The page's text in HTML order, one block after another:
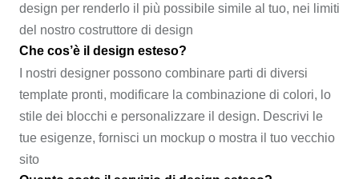
design per renderlo il più possibile simile al tuo, nei limiti
del nostro costruttore di design
Che cos’è il design esteso?
I nostri designer possono combinare parti di diversi
template pronti, modificare la combinazione di colori, lo
stile dei blocchi e personalizzare il design. Descrivi le
tue esigenze, fornisci un mockup o mostra il tuo vecchio
sito